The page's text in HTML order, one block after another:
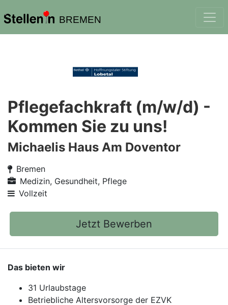
BREMEN
Pflegefachkraft (m/w/d) -
Kommen Sie zu uns!
Michaelis Haus Am Doventor
Bremen
Medizin, Gesundheit, Pflege
Vollzeit
Jetzt Bewerben
Das bieten wir
31 Urlaubstage
Betriebliche Altersvorsorge der EZVK